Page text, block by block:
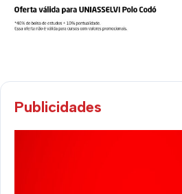
Publicidades